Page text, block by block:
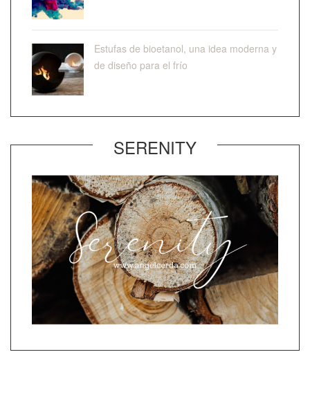
Estufas de bioetanol, una idea moderna y
de diseño para el frío
SERENITY